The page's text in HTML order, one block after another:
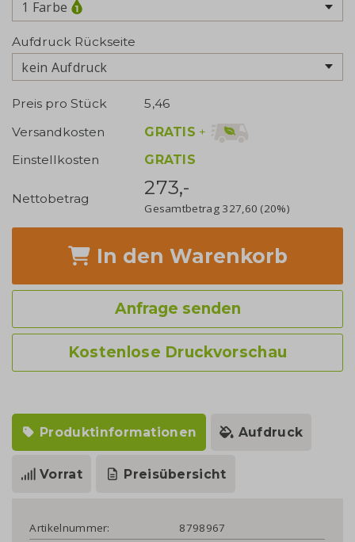
1 Farbe
Aufdruck Rückseite
kein Aufdruck
Preis pro Stück
5,46
Versandkosten
GRATIS +
Einstellkosten
GRATIS
Nettobetrag 273,-
Gesamtbetrag 327,60 (20%)
In den Warenkorb
Anfrage senden
Kostenlose Druckvorschau
Produktinformationen Aufdruck
Vorrat Preisübersicht
Artikelnummer:
8798967